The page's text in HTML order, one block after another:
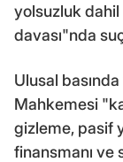
yolsuzluk dahil
davası"nda
Ulusal
Mahkemesi
gizleme, pasif
finansmanı ve